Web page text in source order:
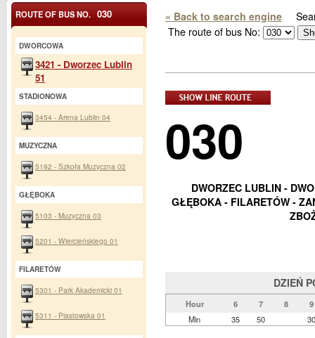
« Back to search engine
The route of bus No:
030
DWORZEC LUBLIN -
GŁĘBOKA - FILARETÓW -
DZIEŃ
Hour 6 7 8
9
Min
35 50 30
ROUTE OF BUS NO. 030
DWORCOWA
3421 - Dworzec Lublin
51
STADIONOWA
3454 - Arena Lublin 04
MUZYCZNA
5192 - Szkoła Muzyczna 02
GŁĘBOKA
5103 - Muzyczna 03
5201 - Wiercieńskiego 01
FILARETÓW
5301 - Park Akademicki 01
5311 - Piastowska 01